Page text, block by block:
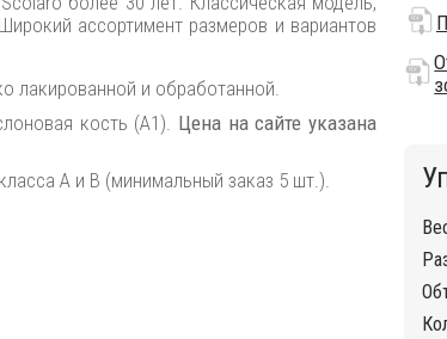
ассортимент размеров и вариантов
лакированной и обработанной.
кость (A1). Цена на сайте указана
A и B (минимальный заказ 5 шт.).